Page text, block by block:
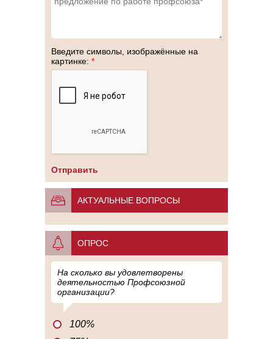
Введите символы, изображённые на
картинке: *
АКТУАЛЬНЫЕ ВОПРОСЫ
ОПРОС
На сколько вы удовлетворены
деятельностью Профсоюзной
организации?
100%